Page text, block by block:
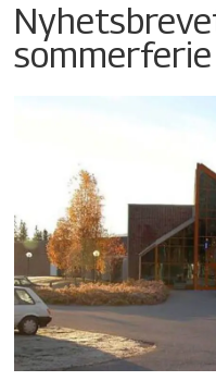
sommerferie